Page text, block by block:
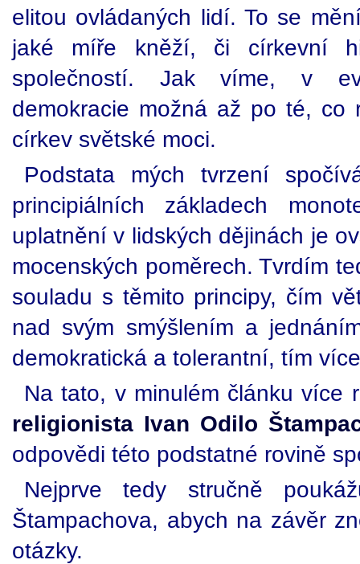
elitou ovládaných lidí. To se
jaké míře kněží, či církevní
společností. Jak víme, v
demokracie možná až po té, co
církev světské moci.
Podstata mých tvrzení
principiálních základech
uplatnění v lidských dějinách je
mocenských poměrech. Tvrdím
souladu s těmito principy, čím
nad svým smýšlením a
demokratická a tolerantní, tím
Na tato, v minulém článku více
religionista Ivan Odilo
odpovědi této podstatné rovině
Nejprve tedy stručně
Štampachova, abych na závěr
otázky.